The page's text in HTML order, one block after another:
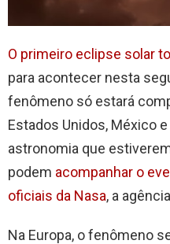
O primeiro eclipse solar
para acontecer nesta
fenômeno só estará
Estados Unidos, México
astronomia que
podem acompanhar o
oficiais da Nasa, a
Na Europa, o fenômeno